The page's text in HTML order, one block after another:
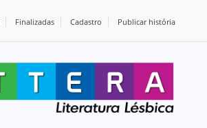
Finalizadas Cadastro Publicar história